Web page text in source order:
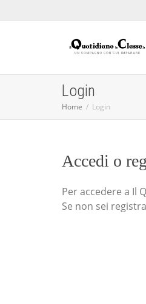
Login
Home Login
Accedi o
Per accedere a Il
Se non sei